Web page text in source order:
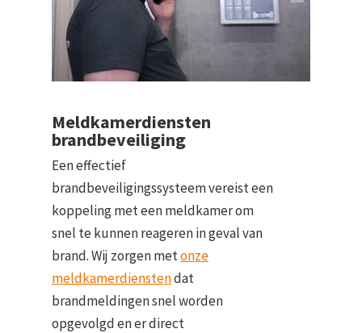
Meldkamerdiensten
brandbeveiliging
Een effectief
brandbeveiligingssysteem vereist een
koppeling met een meldkamer om
snel te kunnen reageren in geval van
brand. Wij zorgen metonze
meldkamerdienstendat
brandmeldingen snel worden
opgevolgd en er direct